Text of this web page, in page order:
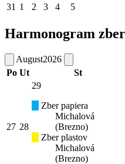
31 1 2 3 4 5
Harmonogram
August2026
Po Ut St
27 28
29
Zber papiera
Michalová
(Brezno)
Zber plastov
Michalová
(Brezno)